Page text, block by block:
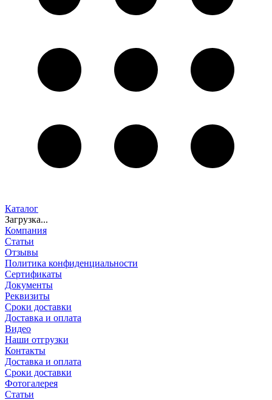
Каталог
Загрузка...
Компания
Статьи
Отзывы
Политика конфиденциальности
Сертификаты
Документы
Реквизиты
Сроки доставки
Доставка и оплата
Видео
Наши отгрузки
Контакты
Доставка и оплата
Сроки доставки
Фотогалерея
Статьи